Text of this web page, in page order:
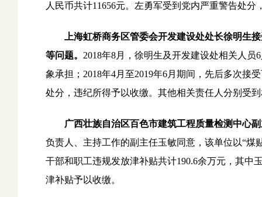
人民币共计11656元。左勇军受到党内严重警告处
上海虹桥商务区管委会开发建设处处长徐明生
等问题。 2018年8月，徐明生及开发建设处相关人
象承担；2018年4月至2019年6月期间，先后多次接
处分，违纪所得予以收缴。其他相关责任人分别受
广西壮族自治区百色市建筑工程质量检测中心
负责人、主持工作的副主任玉敏同意，该单位以“煤
干部和职工违规发放津补贴共计190.6余万元，其中
津补贴予以收缴。